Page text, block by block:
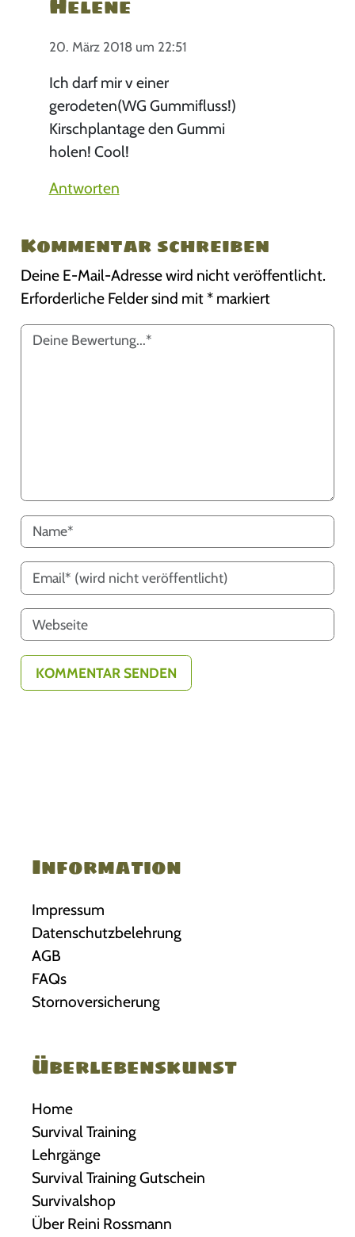
20. März 2018 um 22:51
Ich darf mir v einer
gerodeten(WG Gummifluss!)
Kirschplantage den Gummi
holen! Cool!
Antworten
Kommentar schreiben
Deine E-Mail-Adresse wird nicht veröffentlicht.
Erforderliche Felder sind mit* markiert
Information
Impressum
Datenschutzbelehrung
AGB
FAQs
Stornoversicherung
Überlebenskunst
Home
Survival Training
Lehrgänge
Survival Training Gutschein
Survivalshop
Über Reini Rossmann